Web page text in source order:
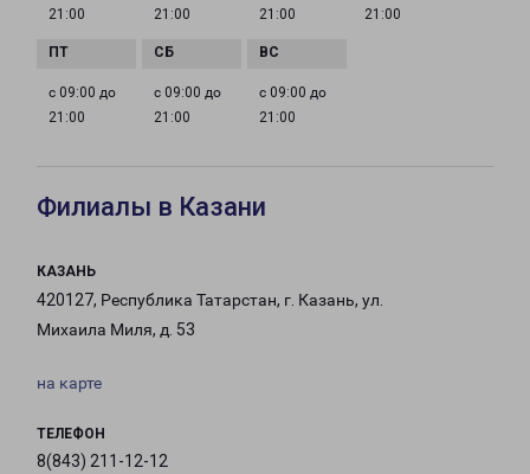
21:00
21:00
21:00
21:00
с 09:00 до
21:00
с 09:00 до
21:00
с 09:00 до
21:00
Филиалы в Казани
КАЗАНЬ
420127, Республика Татарстан, г. Казань, ул.
Михаила Миля, д. 53
на карте
ТЕЛЕФОН
8(843) 211-12-12